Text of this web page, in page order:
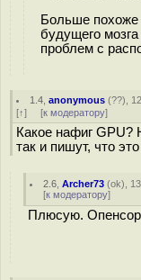
Больше похоже
будущего
проблем с
1.4 ,anonymous (??),
[↑] [к модератору]
Какое нафиг GPU?
так и пишут, что
2.6 ,Archer73 (ok),
[к модератору]
Плюсую.